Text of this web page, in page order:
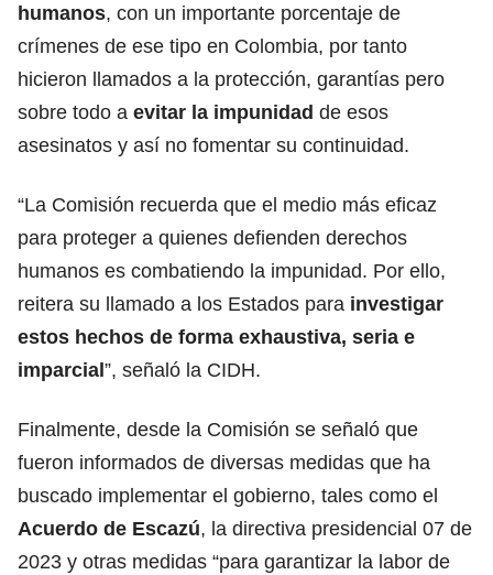
humanos, con un importante porcentaje de
crímenes de ese tipo en Colombia, por tanto
hicieron llamados a la protección, garantías pero
sobre todo a evitar la impunidad de esos
asesinatos y así no fomentar su continuidad.
“La Comisión recuerda que el medio más eficaz
para proteger a quienes defienden derechos
humanos es combatiendo la impunidad. Por ello,
reitera su llamado a los Estados para investigar
estos hechos de forma exhaustiva, seria e
imparcial”, señaló la CIDH.
Finalmente, desde la Comisión se señaló que
fueron informados de diversas medidas que ha
buscado implementar el gobierno, tales como el
Acuerdo de Escazú, la directiva presidencial 07 de
2023 y otras medidas “para garantizar la labor de